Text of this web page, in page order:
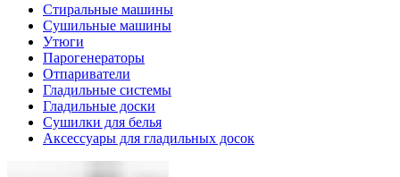
Стиральные машины
Сушильные машины
Утюги
Парогенераторы
Отпариватели
Гладильные системы
Гладильные доски
Сушилки для белья
Аксессуары для гладильных досок